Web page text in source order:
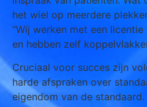
het wiel op meerdere
“Wij werken met een
en hebben zelf
Cruciaal voor succes zijn
harde afspraken over
eigendom van de